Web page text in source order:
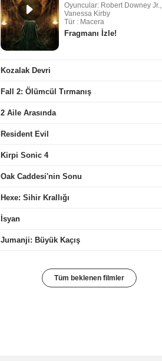
Oyuncular: Robert Downey Jr.,
Vanessa Kirby
Tür : Macera
Fragmanı İzle!
Kozalak Devri
Fall 2: Ölümcül Tırmanış
2 Aile Arasında
Resident Evil
Kirpi Sonic 4
Oak Caddesi'nin Sonu
Hexe: Sihir Krallığı
İsyan
Jumanji: Büyük Kaçış
Tüm beklenen filmler